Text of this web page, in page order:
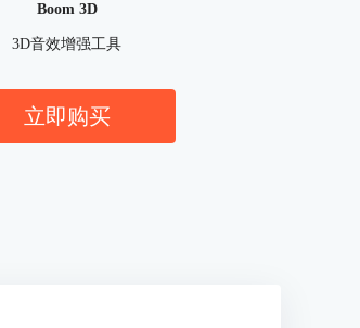
Boom 3D
3D音效增强工具
立即购买